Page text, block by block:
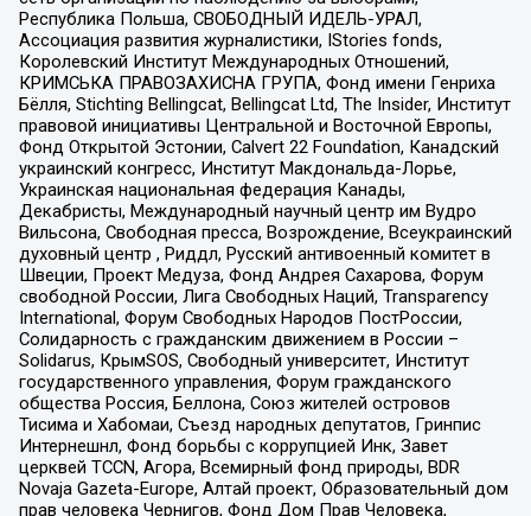
Республика Польша, СВОБОДНЫЙ ИДЕЛЬ-УРАЛ,
Ассоциация развития журналистики, IStories fonds,
Королевский Институт Международных Отношений,
КРИМСЬКА ПРАВОЗАХИСНА ГРУПА, Фонд имени Генриха
Бёлля, Stichting Bellingcat, Bellingcat Ltd, The Insider, Институт
правовой инициативы Центральной и Восточной Европы,
Фонд Открытой Эстонии, Calvert 22 Foundation, Канадский
украинский конгресс, Институт Макдональда-Лорье,
Украинская национальная федерация Канады,
Декабристы, Международный научный центр им Вудро
Вильсона, Свободная пресса, Возрождение, Всеукраинский
духовный центр , Риддл, Русский антивоенный комитет в
Швеции, Проект Медуза, Фонд Андрея Сахарова, Форум
свободной России, Лига Свободных Наций, Transparеncy
International, Форум Свободных Народов ПостРоссии,
Солидарность с гражданским движением в России –
Solidarus, КрымSOS, Свободный университет, Институт
государственного управления, Форум гражданского
общества Россия, Беллона, Союз жителей островов
Тисима и Хабомаи, Съезд народных депутатов, Гринпис
Интернешнл, Фонд борьбы с коррупцией Инк, Завет
церквей TCCN, Агора, Всемирный фонд природы, BDR
Novaja Gazeta-Europe, Алтай проект, Образовательный дом
прав человека Чернигов, Фонд Дом Прав Человека,